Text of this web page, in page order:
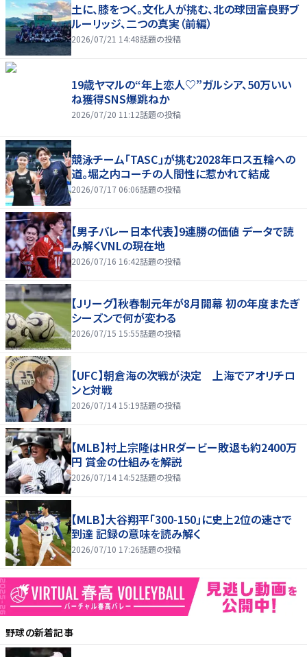
土に、膝をつく。文化人が挑む、北の球団――富良野ブ
ルーリッジ、二つの真実（前編）
2026/07/21 14:48話題の投稿
19歳ヤマルの“年上恋人♡”ガルシア、50万いい
ね獲得SNS爆跳ねか
2026/07/20 11:12話題の投稿
競泳チーム「TASC」が挑む2028年ロス五輪への
道。堀之内コーチの人間性に惹かれて結成
2026/07/17 06:06話題の投稿
【男子バレー日本代表】9連勝の価値 データで読
み解くVNLの現在地
2026/07/16 16:42話題の投稿
【Jリーグ】秋春制元年が8月開幕 初の年度またぎ
シーズンで何が変わる
2026/07/15 15:55話題の投稿
【UFC】朝倉海の次戦が決定 上海でアオリチロ
ンと対戦
2026/07/14 15:19話題の投稿
【MLB】村上宗隆はHRダービー敗退も約2400万
円 賞金の仕組みを解説
2026/07/14 14:52話題の投稿
【MLB】大谷翔平「300-150」に史上2位の速さで
到達 記録の意味を読み解く
2026/07/10 17:26話題の投稿
野球の新着記事